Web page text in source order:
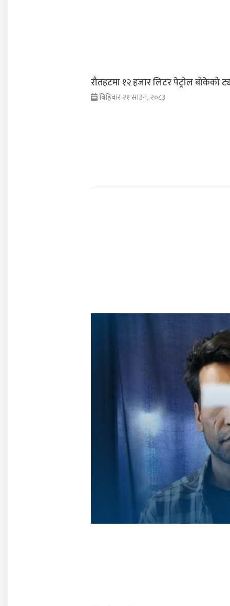
रौतहटमा १२ हजार लिटर पेट्रोल बोकेको
बिहिबार २१ साउन, २०८३